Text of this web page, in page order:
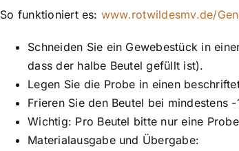
So funktioniert es: www.rotwildesmv.de/
Schneiden Sie ein Gewebestück in
dass der halbe Beutel gefüllt ist).
Legen Sie die Probe in einen
Frieren Sie den Beutel bei mindestens
Wichtig: Pro Beutel bitte nur eine
Materialausgabe und Übergabe: